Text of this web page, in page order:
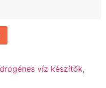
víz készítők,